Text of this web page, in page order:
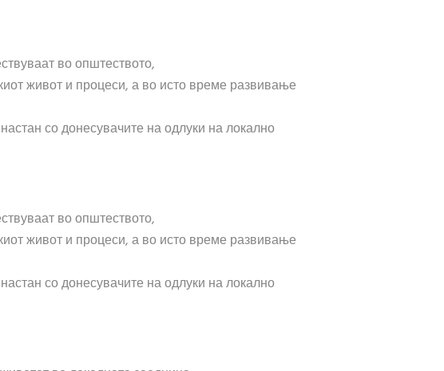
во општеството,
живот и процеси, а во исто време развивање
со донесувачите на одлуки на локално
во општеството,
живот и процеси, а во исто време развивање
со донесувачите на одлуки на локално